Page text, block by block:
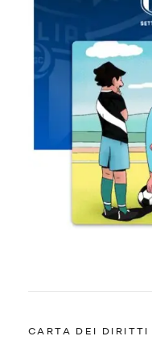
CARTA DEI DIRITTI